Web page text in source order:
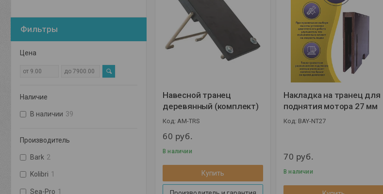
Навесной транец
деревянный (комплект)
AM-TRS
60 руб.
В наличии
Купить
Накладка на транец для
поднятия мотора 27 мм
BAY-NT27
70 руб.
В наличии
Фильтры
Цена
Наличие
В наличии 39
Производитель
Bark 2
Kolibri 1
Sea-Pro 1